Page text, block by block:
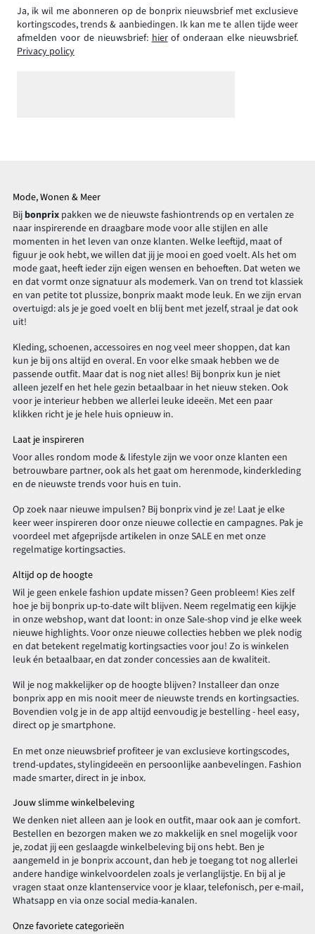
Ja, ik wil me abonneren op de bonprix nieuwsbrief met exclusieve
kortingscodes, trends & aanbiedingen. Ik kan me te allen tijde weer
afmelden voor de nieuwsbrief:hierof onderaan elke nieuwsbrief.
Privacy policy
Mode, Wonen & Meer
Bij bonprixpakken we de nieuwste fashiontrends op en vertalen ze
naar inspirerende en draagbare mode voor alle stijlen en alle
momenten in het leven van onze klanten. Welke leeftijd, maat of
figuur je ook hebt, we willen dat jij je mooi en goed voelt. Als het om
mode gaat, heeft ieder zijn eigen wensen en behoeften. Dat weten we
en dat vormt onze signatuur als modemerk. Van on trend tot klassiek
en van petite tot plussize, bonprix maakt mode leuk. En we zijn ervan
overtuigd: als je je goed voelt en blij bent met jezelf, straal je dat ook
uit!
Kleding, schoenen, accessoires en nog veel meer shoppen, dat kan
kun je bij ons altijd en overal. En voor elke smaak hebben we de
passende outfit. Maar dat is nog niet alles! Bij bonprix kun je niet
alleen jezelf en het hele gezin betaalbaar in het nieuw steken. Ook
voor je interieur hebben we allerlei leuke ideeën. Met een paar
klikken richt je je hele huis opnieuw in.
Laat je inspireren
Voor alles rondom mode & lifestyle zijn we voor onze klanten een
betrouwbare partner, ook als het gaat om herenmode, kinderkleding
en de nieuwste trends voor huis en tuin.
Op zoek naar nieuwe impulsen? Bij bonprix vind je ze! Laat je elke
keer weer inspireren door onze nieuwe collectie en campagnes. Pak je
voordeel met afgeprijsde artikelen in onze SALE en met onze
regelmatige kortingsacties.
Altijd op de hoogte
Wil je geen enkele fashion update missen? Geen probleem! Kies zelf
hoe je bij bonprix up-to-date wilt blijven. Neem regelmatig een kijkje
in onze webshop, want dat loont: in onze Sale-shop vind je elke week
nieuwe highlights. Voor onze nieuwe collecties hebben we plek nodig
en dat betekent regelmatig kortingsacties voor jou! Zo is winkelen
leuk én betaalbaar, en dat zonder concessies aan de kwaliteit.
Wil je nog makkelijker op de hoogte blijven? Installeer dan onze
bonprix app en mis nooit meer de nieuwste trends en kortingsacties.
Bovendien volg je in de app altijd eenvoudig je bestelling - heel easy,
direct op je smartphone.
En met onze nieuwsbrief profiteer je van exclusieve kortingscodes,
trend-updates, stylingideeën en persoonlijke aanbevelingen. Fashion
made smarter, direct in je inbox.
Jouw slimme winkelbeleving
We denken niet alleen aan je look en outfit, maar ook aan je comfort.
Bestellen en bezorgen maken we zo makkelijk en snel mogelijk voor
je, zodat jij een geslaagde winkelbeleving bij ons hebt. Ben je
aangemeld in je bonprix account, dan heb je toegang tot nog allerlei
andere handige winkelvoordelen zoals je verlanglijstje. En bij al je
vragen staat onze klantenservice voor je klaar, telefonisch, per e-mail,
Whatsapp en via onze social media-kanalen.
Onze favoriete categorieën